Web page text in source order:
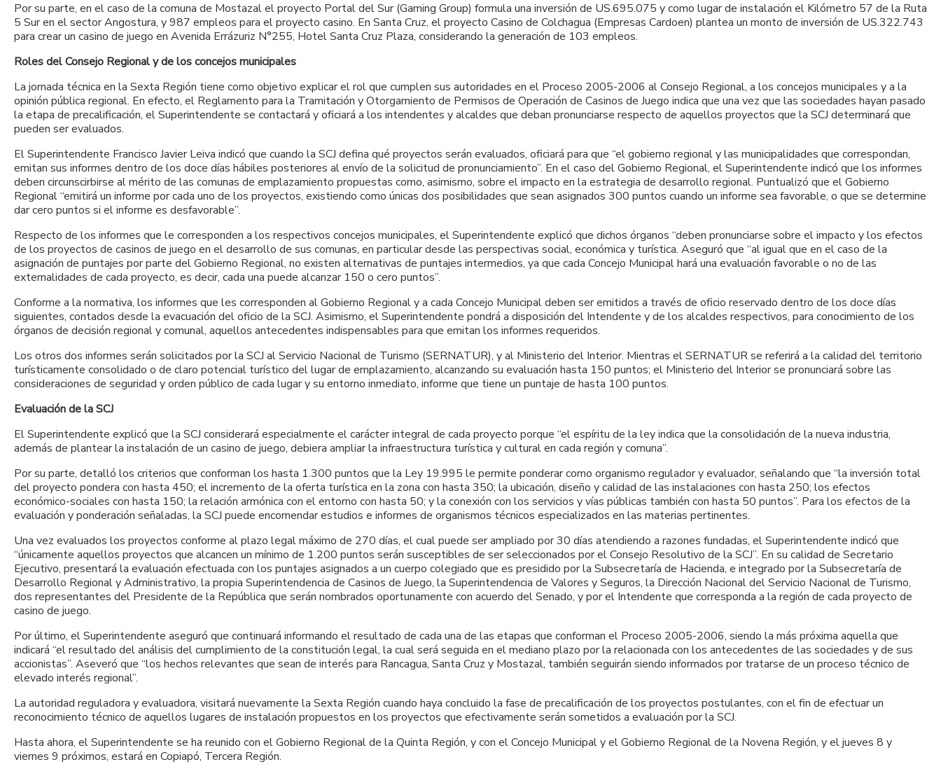
Por su parte, en el caso de la comuna de Mostazal el proyecto Portal del Sur (Gaming Group) formula una inversión de US.695.075 y como lugar de instalación el Kilómetro 57 de la Ruta
5 Sur en el sector Angostura, y 987 empleos para el proyecto casino. En Santa Cruz, el proyecto Casino de Colchagua (Empresas Cardoen) plantea un monto de inversión de US.322.743
para crear un casino de juego en Avenida Errázuriz N°255, Hotel Santa Cruz Plaza, considerando la generación de 103 empleos.
Roles del Consejo Regional y de los concejos municipales
La jornada técnica en la Sexta Región tiene como objetivo explicar el rol que cumplen sus autoridades en el Proceso 2005-2006 al Consejo Regional, a los concejos municipales y a la
opinión pública regional. En efecto, el Reglamento para la Tramitación y Otorgamiento de Permisos de Operación de Casinos de Juego indica que una vez que las sociedades hayan pasado
la etapa de precalificación, el Superintendente se contactará y oficiará a los intendentes y alcaldes que deban pronunciarse respecto de aquellos proyectos que la SCJ determinará que
pueden ser evaluados.
El Superintendente Francisco Javier Leiva indicó que cuando la SCJ defina qué proyectos serán evaluados, oficiará para que “el gobierno regional y las municipalidades que correspondan,
emitan sus informes dentro de los doce días hábiles posteriores al envío de la solicitud de pronunciamiento”. En el caso del Gobierno Regional, el Superintendente indicó que los informes
deben circunscirbirse al mérito de las comunas de emplazamiento propuestas como, asimismo, sobre el impacto en la estrategia de desarrollo regional. Puntualizó que el Gobierno
Regional “emitirá un informe por cada uno de los proyectos, existiendo como únicas dos posibilidades que sean asignados 300 puntos cuando un informe sea favorable, o que se determine
dar cero puntos si el informe es desfavorable”.
Respecto de los informes que le corresponden a los respectivos concejos municipales, el Superintendente explicó que dichos órganos “deben pronunciarse sobre el impacto y los efectos
de los proyectos de casinos de juego en el desarrollo de sus comunas, en particular desde las perspectivas social, económica y turística. Aseguró que “al igual que en el caso de la
asignación de puntajes por parte del Gobierno Regional, no existen alternativas de puntajes intermedios, ya que cada Concejo Municipal hará una evaluación favorable o no de las
externalidades de cada proyecto, es decir, cada una puede alcanzar 150 o cero puntos”.
Conforme a la normativa, los informes que les corresponden al Gobierno Regional y a cada Concejo Municipal deben ser emitidos a través de oficio reservado dentro de los doce días
siguientes, contados desde la evacuación del oficio de la SCJ. Asimismo, el Superintendente pondrá a disposición del Intendente y de los alcaldes respectivos, para conocimiento de los
órganos de decisión regional y comunal, aquellos antecedentes indispensables para que emitan los informes requeridos.
Los otros dos informes serán solicitados por la SCJ al Servicio Nacional de Turismo (SERNATUR), y al Ministerio del Interior. Mientras el SERNATUR se referirá a la calidad del territorio
turísticamente consolidado o de claro potencial turístico del lugar de emplazamiento, alcanzando su evaluación hasta 150 puntos; el Ministerio del Interior se pronunciará sobre las
consideraciones de seguridad y orden público de cada lugar y su entorno inmediato, informe que tiene un puntaje de hasta 100 puntos.
Evaluación de la SCJ
El Superintendente explicó que la SCJ considerará especialmente el carácter integral de cada proyecto porque “el espíritu de la ley indica que la consolidación de la nueva industria,
además de plantear la instalación de un casino de juego, debiera ampliar la infraestructura turística y cultural en cada región y comuna”.
Por su parte, detalló los criterios que conforman los hasta 1.300 puntos que la Ley 19.995 le permite ponderar como organismo regulador y evaluador, señalando que “la inversión total
del proyecto pondera con hasta 450; el incremento de la oferta turística en la zona con hasta 350; la ubicación, diseño y calidad de las instalaciones con hasta 250; los efectos
económico-sociales con hasta 150; la relación armónica con el entorno con hasta 50; y la conexión con los servicios y vías públicas también con hasta 50 puntos”. Para los efectos de la
evaluación y ponderación señaladas, la SCJ puede encomendar estudios e informes de organismos técnicos especializados en las materias pertinentes.
Una vez evaluados los proyectos conforme al plazo legal máximo de 270 días, el cual puede ser ampliado por 30 días atendiendo a razones fundadas, el Superintendente indicó que
“únicamente aquellos proyectos que alcancen un mínimo de 1.200 puntos serán susceptibles de ser seleccionados por el Consejo Resolutivo de la SCJ”. En su calidad de Secretario
Ejecutivo, presentará la evaluación efectuada con los puntajes asignados a un cuerpo colegiado que es presidido por la Subsecretaría de Hacienda, e integrado por la Subsecretaría de
Desarrollo Regional y Administrativo, la propia Superintendencia de Casinos de Juego, la Superintendencia de Valores y Seguros, la Dirección Nacional del Servicio Nacional de Turismo,
dos representantes del Presidente de la República que serán nombrados oportunamente con acuerdo del Senado, y por el Intendente que corresponda a la región de cada proyecto de
casino de juego.
Por último, el Superintendente aseguró que continuará informando el resultado de cada una de las etapas que conforman el Proceso 2005-2006, siendo la más próxima aquella que
indicará “el resultado del análisis del cumplimiento de la constitución legal, la cual será seguida en el mediano plazo por la relacionada con los antecedentes de las sociedades y de sus
accionistas”. Aseveró que “los hechos relevantes que sean de interés para Rancagua, Santa Cruz y Mostazal, también seguirán siendo informados por tratarse de un proceso técnico de
elevado interés regional”.
La autoridad reguladora y evaluadora, visitará nuevamente la Sexta Región cuando haya concluido la fase de precalificación de los proyectos postulantes, con el fin de efectuar un
reconocimiento técnico de aquellos lugares de instalación propuestos en los proyectos que efectivamente serán sometidos a evaluación por la SCJ.
Hasta ahora, el Superintendente se ha reunido con el Gobierno Regional de la Quinta Región, y con el Concejo Municipal y el Gobierno Regional de la Novena Región, y el jueves 8 y
viernes 9 próximos, estará en Copiapó, Tercera Región.